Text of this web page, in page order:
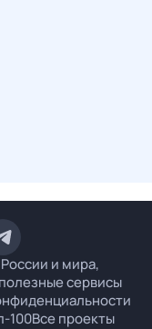
и мира,
сервисы
100Все проекты